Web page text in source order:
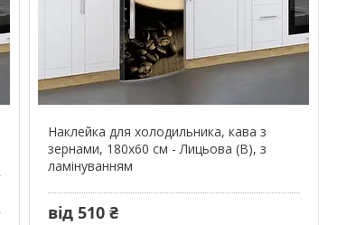
Наклейка для холодильника, кава з
зернами, 180х60 см - Лицьова (В), з
ламінуванням
від 510 ₴